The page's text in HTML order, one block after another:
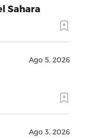
Sahara
Ago 5, 2026
Ago 3, 2026